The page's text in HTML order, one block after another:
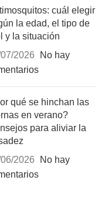
cuál elegir
la edad, el tipo de
y la situación
2026
No hay
qué se hinchan las
en verano?
para aliviar la
2026
No hay